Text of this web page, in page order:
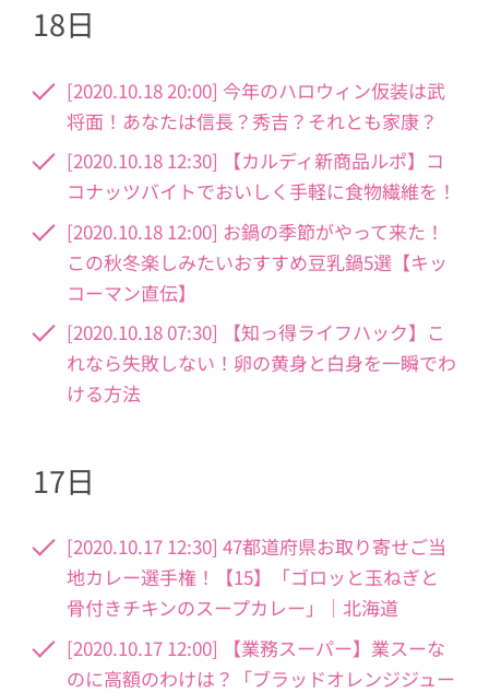
18日
[2020.10.18 20:00] 今年のハロウィン仮装は武
将面！あなたは信長？秀吉？それとも家康？
[2020.10.18 12:30] 【カルディ新商品ルポ】コ
コナッツバイトでおいしく手軽に食物繊維を！
[2020.10.18 12:00] お鍋の季節がやって来た！
この秋冬楽しみたいおすすめ豆乳鍋5選【キッ
コーマン直伝】
[2020.10.18 07:30] 【知っ得ライフハック】こ
れなら失敗しない！卵の黄身と白身を一瞬でわ
ける方法
17日
[2020.10.17 12:30] 47都道府県お取り寄せご当
地カレー選手権！【15】「ゴロッと玉ねぎと
骨付きチキンのスープカレー」｜北海道
[2020.10.17 12:00] 【業務スーパー】業スーな
のに高額のわけは？「ブラッドオレンジジュー